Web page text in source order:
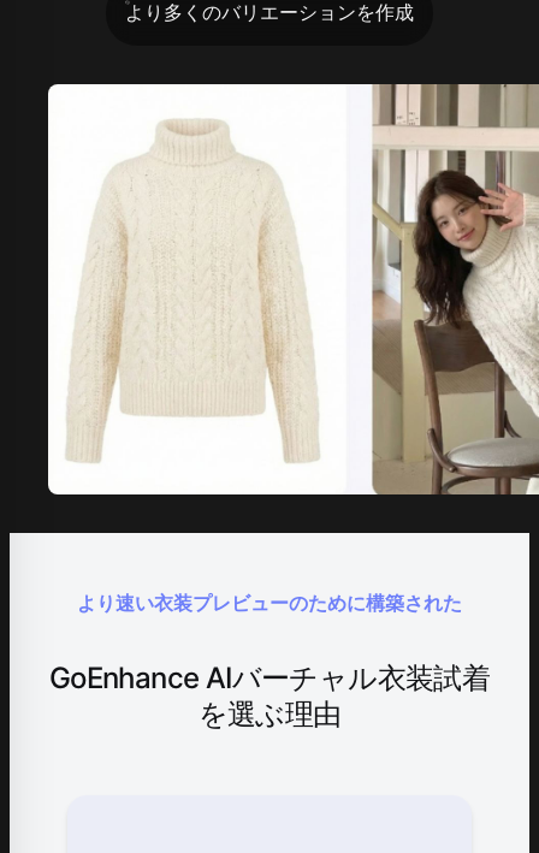
より多くのバリエーションを作成
より速い衣装プレビューのために構築された
GoEnhance AIバーチャル衣装試着
を選ぶ理由